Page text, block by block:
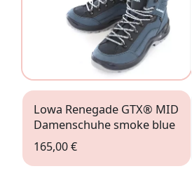
Lowa Renegade GTX® MID
Damenschuhe smoke blue
165,00 €